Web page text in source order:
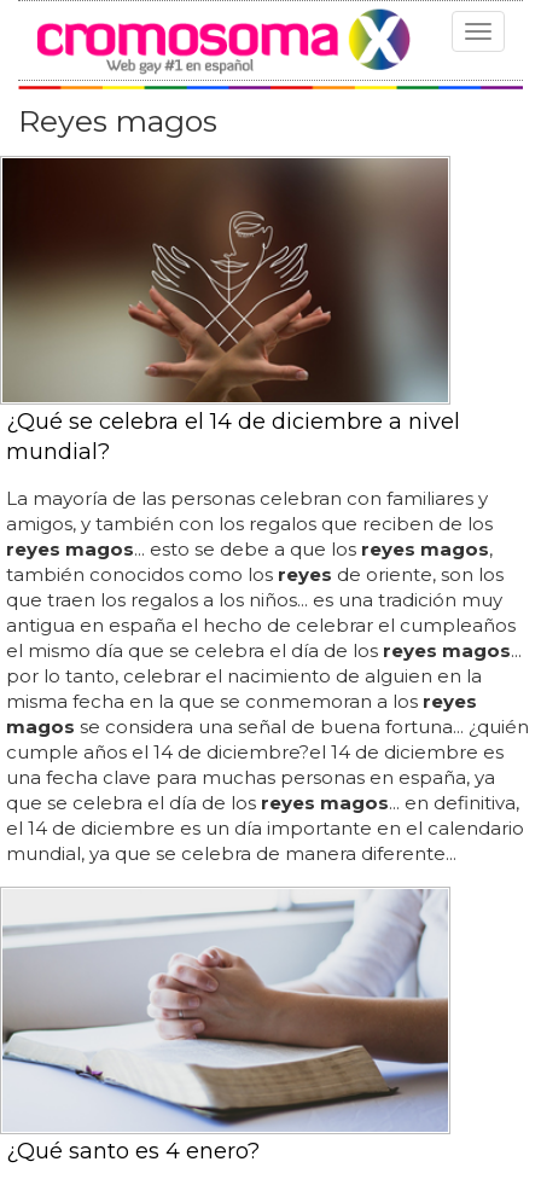
Toggle
Reyes magos
¿Qué se celebra el 14 de diciembre a nivel
mundial?
La mayoría de las personas celebran con familiares y
amigos, y también con los regalos que reciben de los
reyes magos... esto se debe a que los reyes magos,
también conocidos como los reyes de oriente, son los
que traen los regalos a los niños... es una tradición muy
antigua en españa el hecho de celebrar el cumpleaños
el mismo día que se celebra el día de los reyes magos...
por lo tanto, celebrar el nacimiento de alguien en la
misma fecha en la que se conmemoran a los reyes
magos se considera una señal de buena fortuna... ¿quién
cumple años el 14 de diciembre?el 14 de diciembre es
una fecha clave para muchas personas en españa, ya
que se celebra el día de los reyes magos... en definitiva,
el 14 de diciembre es un día importante en el calendario
mundial, ya que se celebra de manera diferente...
¿Qué santo es 4 enero?